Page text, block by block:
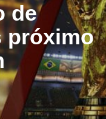
de
próximo